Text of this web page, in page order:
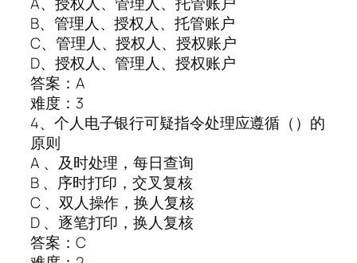
B、管理人、授权人、托管账户
C、管理人、授权人、授权账户
D、授权人、管理人、授权账户
答案：A
难度：3
4、个人电子银行可疑指令处理应遵循（）的
原则
A 、及时处理，每日查询
B 、序时打印，交叉复核
C 、双人操作，换人复核
D 、逐笔打印，换人复核
答案：C